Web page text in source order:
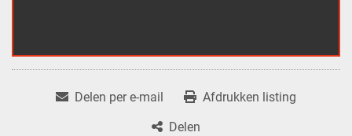
Delen per e-mail
Afdrukken listing
Delen